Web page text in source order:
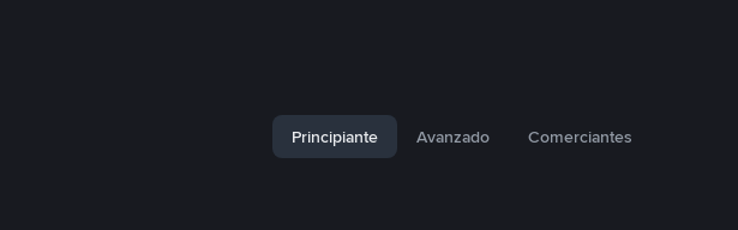
Principiante Avanzado Comerciantes